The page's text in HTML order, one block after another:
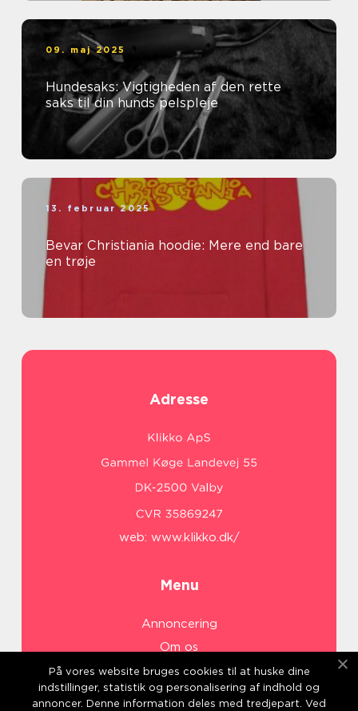
09. maj 2025
Hundesaks: Vigtigheden af den rette
saks til din hunds pelspleje
13. februar 2025
Bevar Christiania hoodie: Mere end bare
en trøje
Adresse
web: www.klikko.dk/
Menu
Annoncering
Om os
Cookies
Kontakt os
På vores website bruges cookies til at huske dine
indstillinger, statistik og personalisering af indhold og
annoncer. Denne information deles med tredjepart. Ved